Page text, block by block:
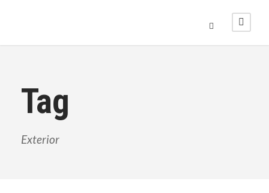
Tag
Exterior